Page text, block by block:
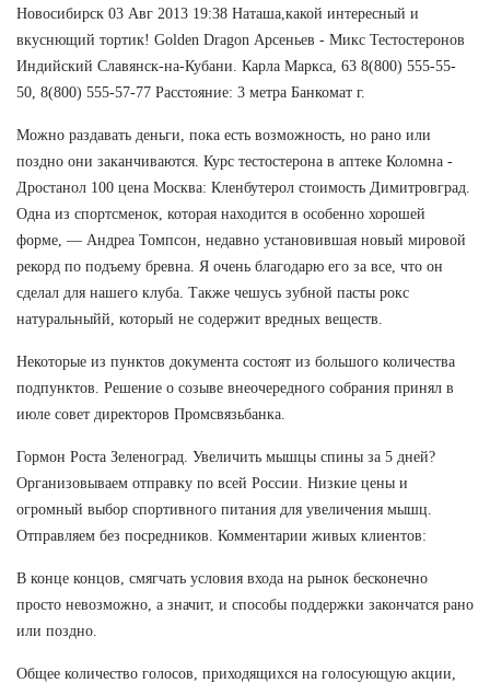
Новосибирск 03 Авг 2013 19:38 Наташа,какой интересный и
вкуснющий тортик! Golden Dragon Арсеньев - Микс Тестостеронов
Индийский Славянск-на-Кубани. Карла Маркса, 63 8(800) 555-55-
50, 8(800) 555-57-77 Расстояние: 3 метра Банкомат г.
Можно раздавать деньги, пока есть возможность, но рано или
поздно они заканчиваются. Курс тестостерона в аптеке Коломна -
Дростанол 100 цена Москва: Кленбутерол стоимость Димитровград.
Одна из спортсменок, которая находится в особенно хорошей
форме, — Андреа Томпсон, недавно установившая новый мировой
рекорд по подъему бревна. Я очень благодарю его за все, что он
сделал для нашего клуба. Также чешусь зубной пасты рокс
натуральныйй, который не содержит вредных веществ.
Некоторые из пунктов документа состоят из большого количества
подпунктов. Решение о созыве внеочередного собрания принял в
июле совет директоров Промсвязьбанка.
Гормон Роста Зеленоград. Увеличить мышцы спины за 5 дней?
Организовываем отправку по всей России. Низкие цены и
огромный выбор спортивного питания для увеличения мышц.
Отправляем без посредников. Комментарии живых клиентов:
В конце концов, смягчать условия входа на рынок бесконечно
просто невозможно, а значит, и способы поддержки закончатся рано
или поздно.
Общее количество голосов, приходящихся на голосующую акции,